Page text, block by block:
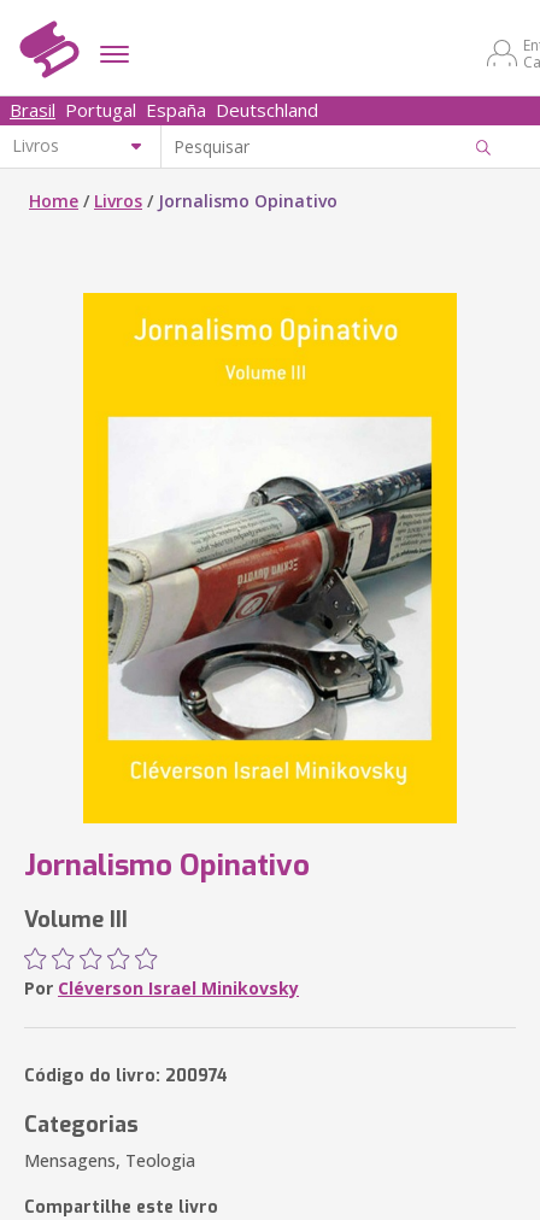
Brasil Portugal España Deutschland
Home / Livros / Jornalismo Opinativo
Jornalismo Opinativo
Volume III
Por Cléverson Israel Minikovsky
Código do livro: 200974
Categorias
Mensagens, Teologia
Compartilhe este livro